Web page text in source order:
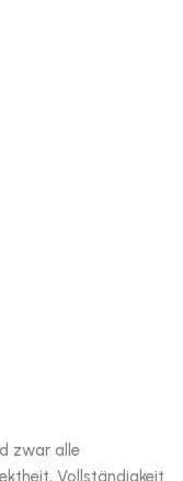
zwar alle
Vollständigkeit